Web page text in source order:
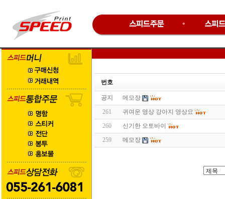
번호
공지
메모장
261
귀여운 영상 강아지 영상요
260
신기한 오토바이
259
메모장